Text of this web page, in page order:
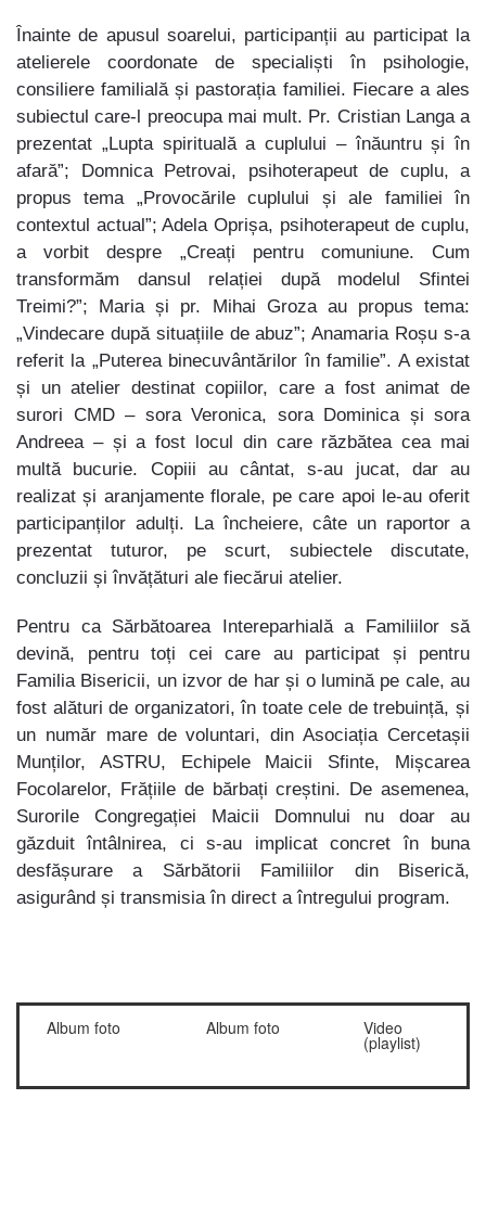
Înainte de apusul soarelui, participanții au participat la
atelierele coordonate de specialiști în psihologie,
consiliere familială și pastorația familiei. Fiecare a ales
subiectul care-l preocupa mai mult. Pr. Cristian Langa a
prezentat „Lupta spirituală a cuplului – înăuntru și în
afară”; Domnica Petrovai, psihoterapeut de cuplu, a
propus tema „Provocările cuplului și ale familiei în
contextul actual”; Adela Oprișa, psihoterapeut de cuplu,
a vorbit despre „Creați pentru comuniune. Cum
transformăm dansul relației după modelul Sfintei
Treimi?”; Maria și pr. Mihai Groza au propus tema:
„Vindecare după situațiile de abuz”; Anamaria Roșu s-a
referit la „Puterea binecuvântărilor în familie”. A existat
și un atelier destinat copiilor, care a fost animat de
surori CMD – sora Veronica, sora Dominica și sora
Andreea – și a fost locul din care răzbătea cea mai
multă bucurie. Copiii au cântat, s-au jucat, dar au
realizat și aranjamente florale, pe care apoi le-au oferit
participanților adulți. La încheiere, câte un raportor a
prezentat tuturor, pe scurt, subiectele discutate,
concluzii și învățături ale fiecărui atelier.
Pentru ca Sărbătoarea Intereparhială a Familiilor să
devină, pentru toți cei care au participat și pentru
Familia Bisericii, un izvor de har și o lumină pe cale, au
fost alături de organizatori, în toate cele de trebuință, și
un număr mare de voluntari, din Asociația Cercetașii
Munților, ASTRU, Echipele Maicii Sfinte, Mișcarea
Focolarelor, Frățiile de bărbați creștini. De asemenea,
Surorile Congregației Maicii Domnului nu doar au
găzduit întâlnirea, ci s-au implicat concret în buna
desfășurare a Sărbătorii Familiilor din Biserică,
asigurând și transmisia în direct a întregului program.
Album foto Album foto Video
(playlist)